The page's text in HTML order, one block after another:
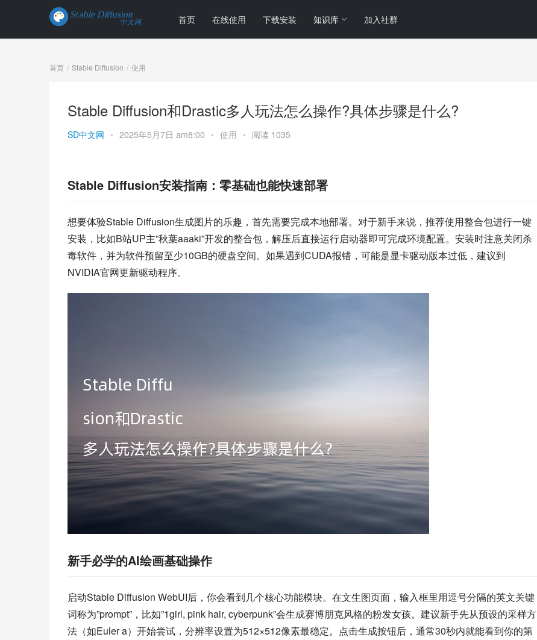
首页 在线使用 下载安装 知识库 加入社群
首页 Stable Diffusion 使用
Stable Diffusion和Drastic多人玩法怎么操作?具体步骤是什么?
SD中文网 • 2025年5月7日 am8:00 • 使用 • 阅读 1035
Stable Diffusion安装指南：零基础也能快速部署
想要体验Stable Diffusion生成图片的乐趣，首先需要完成本地部署。对于新手来说，推荐使用整合包进行一键
安装，比如B站UP主”秋葉aaaki”开发的整合包，解压后直接运行启动器即可完成环境配置。安装时注意关闭杀
毒软件，并为软件预留至少10GB的硬盘空间。如果遇到CUDA报错，可能是显卡驱动版本过低，建议到
NVIDIA官网更新驱动程序。
新手必学的AI绘画基础操作
启动Stable Diffusion WebUI后，你会看到几个核心功能模块。在文生图页面，输入框里用逗号分隔的英文关键
词称为”prompt”，比如”1girl, pink hair, cyberpunk”会生成赛博朋克风格的粉发女孩。建议新手先从预设的采样方
法（如Euler a）开始尝试，分辨率设置为512×512像素最稳定。点击生成按钮后，通常30秒内就能看到你的第